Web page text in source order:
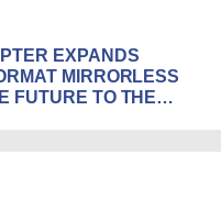
EXPANDS
MIRRORLESS
FUTURE TO THE